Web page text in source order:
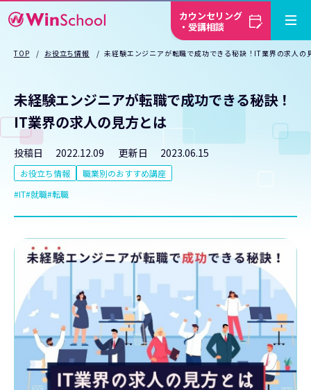
カウンセリング
・受講相談
TOP お役立ち情報 未経験エンジニアが転職で成功できる秘訣！IT業界の求人の
未経験エンジニアが転職で成功できる秘訣！
IT業界の求人の見方とは
投稿日 2022.12.09 更新日 2023.06.15
お役立ち情報
職業別のおすすめ講座
IT 就職 転職